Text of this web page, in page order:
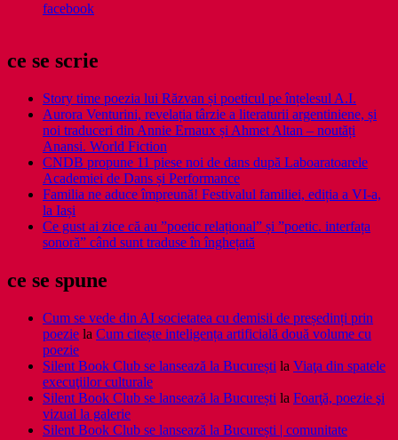
facebook
ce se scrie
Story time poezia lui Răzvan și poeticul pe înțelesul A.I.
Aurora Venturini, revelația târzie a literaturii argentiniene, și
noi traduceri din Annie Ernaux și Ahmet Altan – noutăți
Anansi. World Fiction
CNDB propune 11 piese noi de dans după Laboaratoarele
Academiei de Dans și Performance
Familia ne aduce împreună! Festivalul familiei, ediția a VI-a,
la Iași
Ce gust ai zice că au ”poetic relațional” și ”poetic. interfața
sonoră” când sunt traduse în înghețată
ce se spune
Cum se vede din AI societatea cu demisii de președinți prin
poezie la Cum citește inteligența artificială două volume cu
poezie
Silent Book Club se lansează la București la Viaţa din spatele
execuţiilor culturale
Silent Book Club se lansează la București la Foarţă, poezie şi
vizual la galerie
Silent Book Club se lansează la București | comunitate